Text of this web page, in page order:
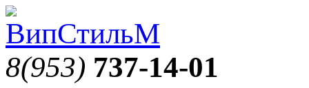
8(953) 737-14-01